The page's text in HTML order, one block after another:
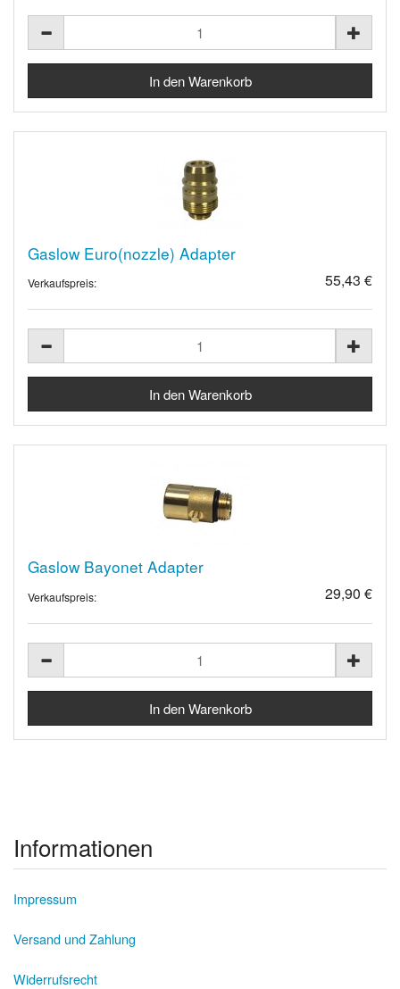
Gaslow Euro(nozzle) Adapter
Verkaufspreis: 55,43 €
Gaslow Bayonet Adapter
Verkaufspreis: 29,90 €
Informationen
Impressum
Versand und Zahlung
Widerrufsrecht